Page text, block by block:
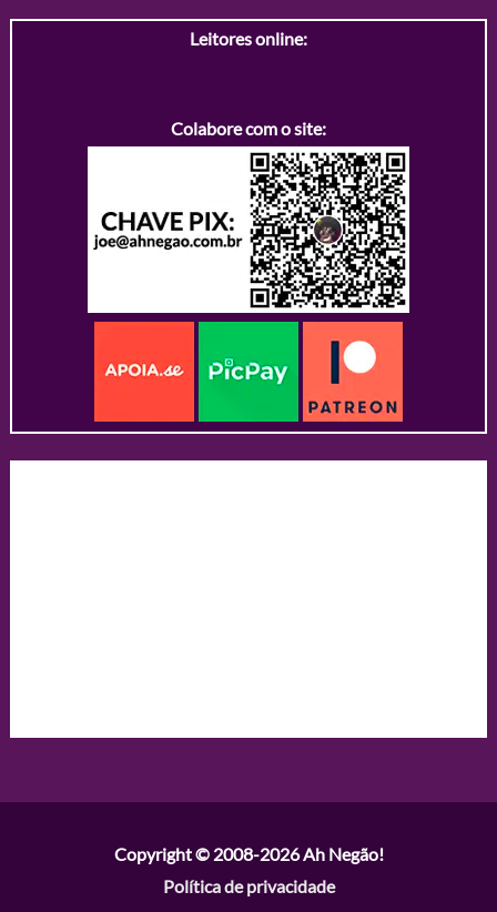
Leitores online:
Colabore com o site:
Copyright © 2008-2026Ah Negão!
Política de privacidade